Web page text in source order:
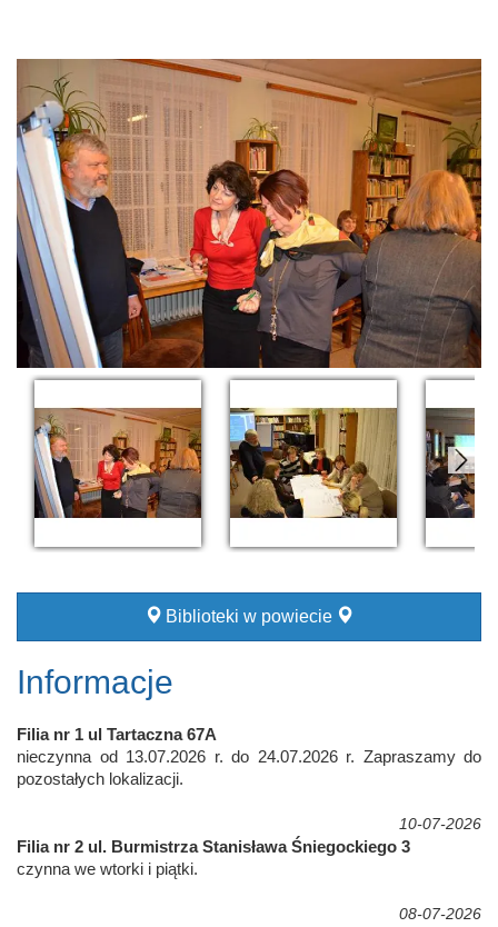
Biblioteki w powiecie
Informacje
Filia nr 1 ul Tartaczna 67A
nieczynna od 13.07.2026 r. do 24.07.2026 r. Zapraszamy do
pozostałych lokalizacji.
10-07-2026
Filia nr 2 ul. Burmistrza Stanisława Śniegockiego 3
czynna we wtorki i piątki.
08-07-2026